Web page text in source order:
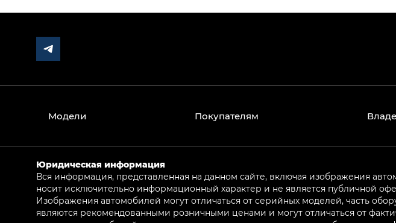
Модели Покупателям
Юридическая информация
Вся информация, представленная на данном сайте, включая изображения
носит исключительно информационный характер и не является публичной
Изображения автомобилей могут отличаться от серийных моделей, часть
являются рекомендованными розничными ценами и могут отличаться от